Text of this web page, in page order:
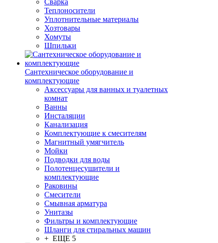
Сварка
Теплоносители
Уплотнительные материалы
Хозтовары
Хомуты
Шпильки
Сантехническое оборудование и
комплектующие
Аксессуары для ванных и туалетных
комнат
Ванны
Инсталяции
Канализация
Комплектующие к смесителям
Магнитный умягчитель
Мойки
Подводки для воды
Полотенцесушители и
комплектующие
Раковины
Смесители
Смывная арматура
Унитазы
Фильтры и комплектующие
Шланги для стиральных машин
+ ЕЩЕ 5